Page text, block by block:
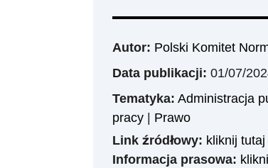
Autor: Polski Komitet
Data publikacji: 01/07/
Tematyka: Administracja
pracy| Prawo
Link źródłowy: kliknij tutaj
Informacja prasowa: